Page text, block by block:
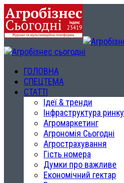
ГОЛОВНА
СПЕЦТЕМА
СТАТТІ
Ідеї & тренди
Інфраструктура ринку
Агромаркетинг
Агрономія Сьогодні
Агрострахування
Гість номера
Думки про важливе
Економічний гектар